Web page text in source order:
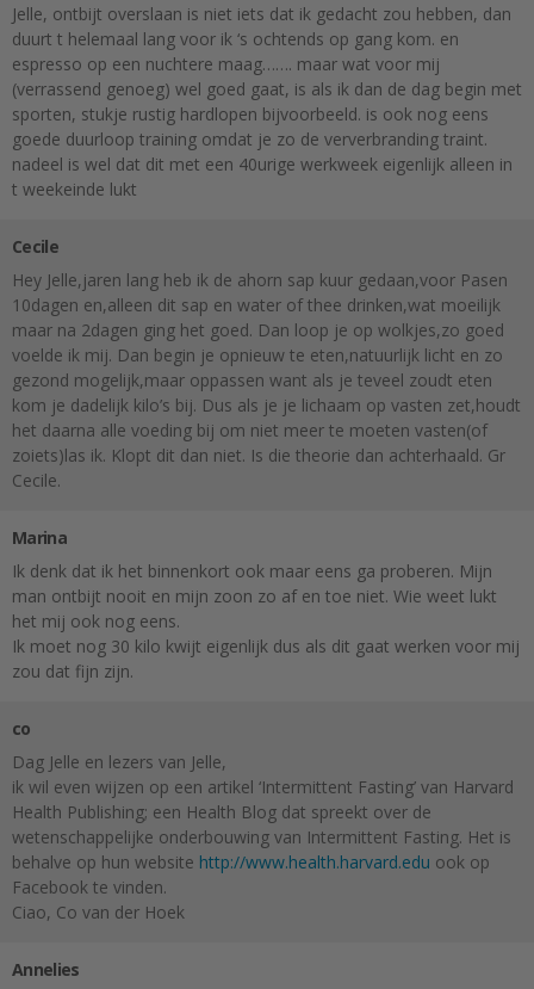
Jelle, ontbijt overslaan is niet iets dat ik gedacht zou hebben, dan
duurt t helemaal lang voor ik ‘s ochtends op gang kom. en
espresso op een nuchtere maag……. maar wat voor mij
(verrassend genoeg) wel goed gaat, is als ik dan de dag begin met
sporten, stukje rustig hardlopen bijvoorbeeld. is ook nog eens
goede duurloop training omdat je zo de ververbranding traint.
nadeel is wel dat dit met een 40urige werkweek eigenlijk alleen in
t weekeinde lukt
Cecile
Hey Jelle,jaren lang heb ik de ahorn sap kuur gedaan,voor Pasen
10dagen en,alleen dit sap en water of thee drinken,wat moeilijk
maar na 2dagen ging het goed. Dan loop je op wolkjes,zo goed
voelde ik mij. Dan begin je opnieuw te eten,natuurlijk licht en zo
gezond mogelijk,maar oppassen want als je teveel zoudt eten
kom je dadelijk kilo’s bij. Dus als je je lichaam op vasten zet,houdt
het daarna alle voeding bij om niet meer te moeten vasten(of
zoiets)las ik. Klopt dit dan niet. Is die theorie dan achterhaald. Gr
Cecile.
Marina
Ik denk dat ik het binnenkort ook maar eens ga proberen. Mijn
man ontbijt nooit en mijn zoon zo af en toe niet. Wie weet lukt
het mij ook nog eens.
Ik moet nog 30 kilo kwijt eigenlijk dus als dit gaat werken voor mij
zou dat fijn zijn.
co
Dag Jelle en lezers van Jelle,
ik wil even wijzen op een artikel ‘Intermittent Fasting’ van Harvard
Health Publishing; een Health Blog dat spreekt over de
wetenschappelijke onderbouwing van Intermittent Fasting. Het is
behalve op hun website http://www.health.harvard.edu ook op
Facebook te vinden.
Ciao, Co van der Hoek
Annelies